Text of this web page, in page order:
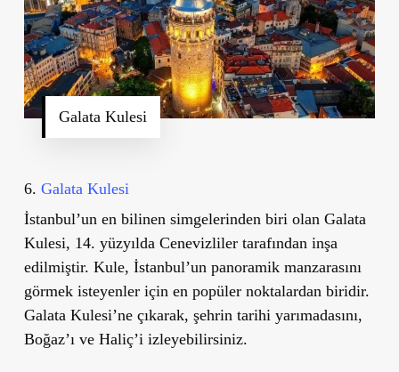
Galata Kulesi
6. Galata Kulesi
İstanbul’un en bilinen simgelerinden biri olan Galata
Kulesi, 14. yüzyılda Cenevizliler tarafından inşa
edilmiştir. Kule, İstanbul’un panoramik manzarasını
görmek isteyenler için en popüler noktalardan biridir.
Galata Kulesi’ne çıkarak, şehrin tarihi yarımadasını,
Boğaz’ı ve Haliç’i izleyebilirsiniz.